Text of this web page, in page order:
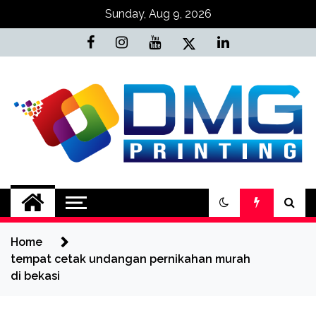
Sunday, Aug 9, 2026
Jasa Cetak Online
DMG Printing
Home
tempat cetak undangan pernikahan murah
di bekasi